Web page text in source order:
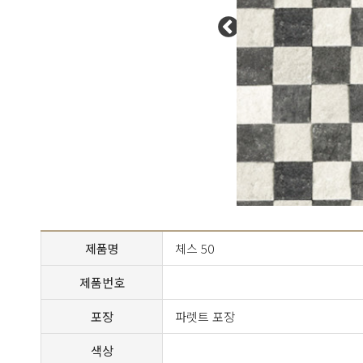
제품명
체스 50
제품번호
포장
파렛트 포장
색상